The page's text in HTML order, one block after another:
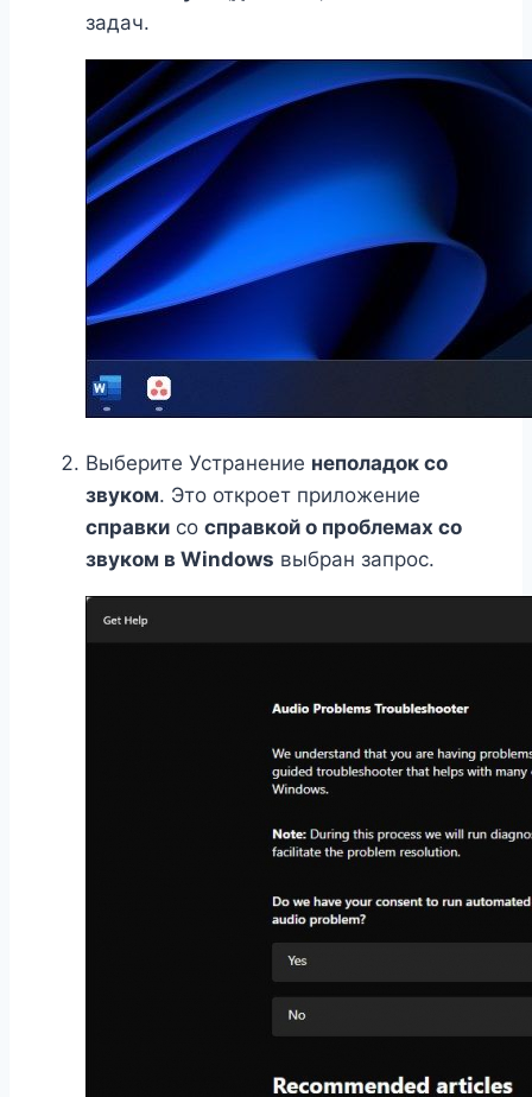
задач.
Выберите Устранение неполадок со
звуком. Это откроет приложение
справки со справкой о проблемах со
звуком в Windows выбран запрос.